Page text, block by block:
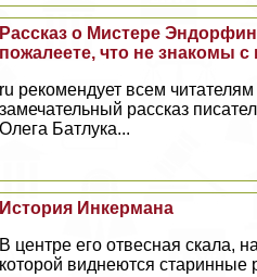
Рассказ о Мистере
пожалеете, что не знакомы
ru рекомендует всем читателям
замечательный рассказ
Олега Батлука...
История Инкермана
В центре его отвесная скала,
которой виднеются старинные